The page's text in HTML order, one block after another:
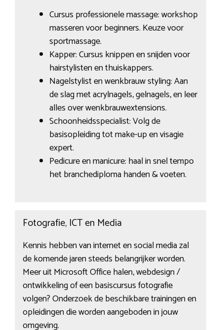
Cursus professionele massage: workshop
masseren voor beginners. Keuze voor
sportmassage.
Kapper: Cursus knippen en snijden voor
hairstylisten en thuiskappers.
Nagelstylist en wenkbrauw styling: Aan
de slag met acrylnagels, gelnagels, en leer
alles over wenkbrauwextensions.
Schoonheidsspecialist: Volg de
basisopleiding tot make-up en visagie
expert.
Pedicure en manicure: haal in snel tempo
het branchediploma handen & voeten.
Fotografie, ICT en Media
Kennis hebben van internet en social media zal
de komende jaren steeds belangrijker worden.
Meer uit Microsoft Office halen, webdesign /
ontwikkeling of een basiscursus fotografie
volgen? Onderzoek de beschikbare trainingen en
opleidingen die worden aangeboden in jouw
omgeving.